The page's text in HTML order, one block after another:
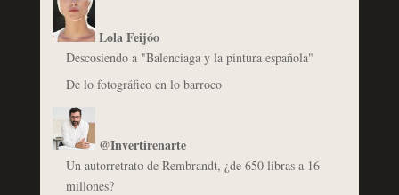
Lola Feijóo
Descosiendo a "Balenciaga y la pintura española"
De lo fotográfico en lo barroco
@Invertirenarte
Un autorretrato de Rembrandt, ¿de 650 libras a 16
millones?